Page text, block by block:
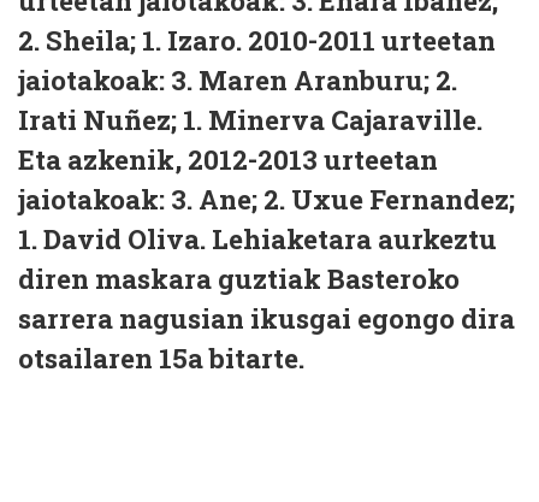
2. Sheila; 1. Izaro. 2010-2011 urteetan
jaiotakoak: 3. Maren Aranburu; 2.
Irati Nuñez; 1. Minerva Cajaraville.
Eta azkenik, 2012-2013 urteetan
jaiotakoak: 3. Ane; 2. Uxue Fernandez;
1. David Oliva. Lehiaketara aurkeztu
diren maskara guztiak Basteroko
sarrera nagusian ikusgai egongo dira
otsailaren 15a bitarte.